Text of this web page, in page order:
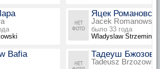
Яцек
Jacek Romanowski
было 33 года
Wladyslaw Strzeminski
Bafia Тадеуш
Tadeusz